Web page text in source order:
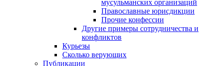
мусульманских организаций
Православные юрисдикции
Прочие конфессии
Другие примеры сотрудничества и
конфликтов
Курьезы
Сколько верующих
Публикации